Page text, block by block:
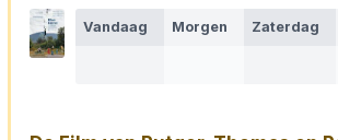
Vandaag Morgen Zaterdag